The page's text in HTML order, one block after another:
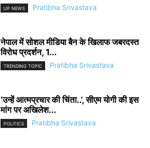
UP NEWS Pratibha Srivastava
नेपाल में सोशल मीडिया बैन के खिलाफ जबरदस्त
विरोध प्रदर्शन, 1...
TRENDING TOPIC Pratibha Srivastava
‘उन्हें आत्मप्रचार की चिंता..’, सीएम योगी की इस
मांग पर अखिलेश...
POLITICS Pratibha Srivastava